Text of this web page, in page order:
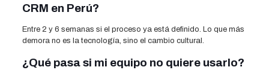
CRM en Perú?
Entre 2 y 6 semanas si el proceso ya está definido. Lo que más
demora no es la tecnología, sino el cambio cultural.
¿Qué pasa si mi equipo no quiere usarlo?